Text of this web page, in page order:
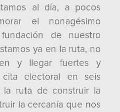
al día, a pocos
el nonagésimo
de nuestro
ya en la ruta, no
y llegar fuertes y
electoral en seis
la ruta de construir la
la cercanía que nos